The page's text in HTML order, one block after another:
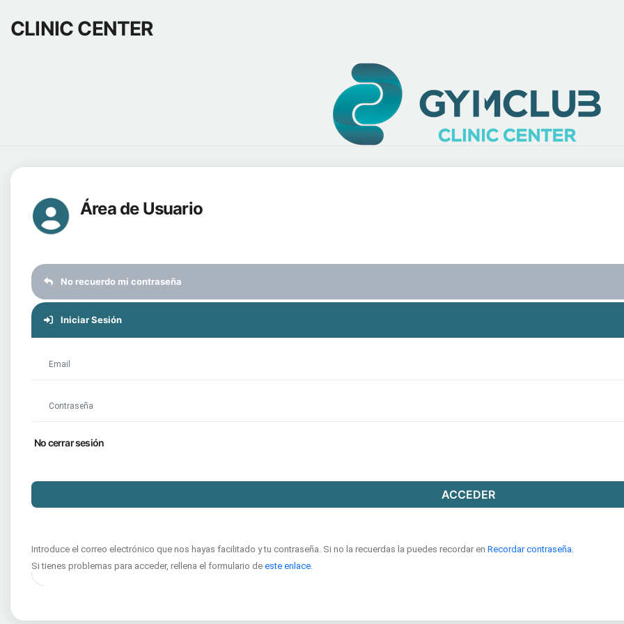
CLINIC CENTER
Área de Usuario
No recuerdo mi contraseña
Iniciar Sesión
No cerrar sesión
ACCEDER
Introduce el correo electrónico que nos hayas facilitado y tu contraseña. Si no la recuerdas la puedes recordar en Recordar contraseña.
Si tienes problemas para acceder, rellena el formulario de este enlace.